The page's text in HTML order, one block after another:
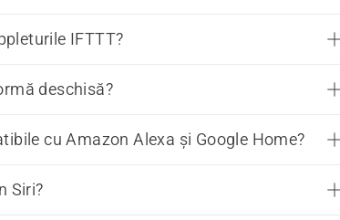
IFTTT?
deschisă?
cu Amazon Alexa și Google Home?
Siri?